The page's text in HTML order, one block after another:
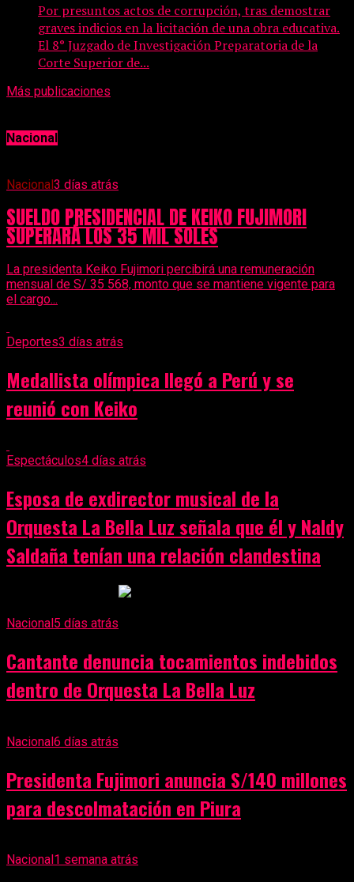
Por presuntos actos de corrupción, tras demostrar
graves indicios en la licitación de una obra educativa.
El 8° Juzgado de Investigación Preparatoria de la
Corte Superior de...
Más publicaciones
Nacional
Nacional 3 días atrás
SUELDO PRESIDENCIAL DE KEIKO FUJIMORI
SUPERARÁ LOS 35 MIL SOLES
La presidenta Keiko Fujimori percibirá una remuneración
mensual de S/ 35 568, monto que se mantiene vigente para
el cargo...
Deportes3 días atrás
Medallista olímpica llegó a Perú y se
reunió con Keiko
Espectáculos4 días atrás
Esposa de exdirector musical de la
Orquesta La Bella Luz señala que él y Naldy
Saldaña tenían una relación clandestina
Nacional5 días atrás
Cantante denuncia tocamientos indebidos
dentro de Orquesta La Bella Luz
Nacional6 días atrás
Presidenta Fujimori anuncia S/140 millones
para descolmatación en Piura
Nacional 1 semana atrás